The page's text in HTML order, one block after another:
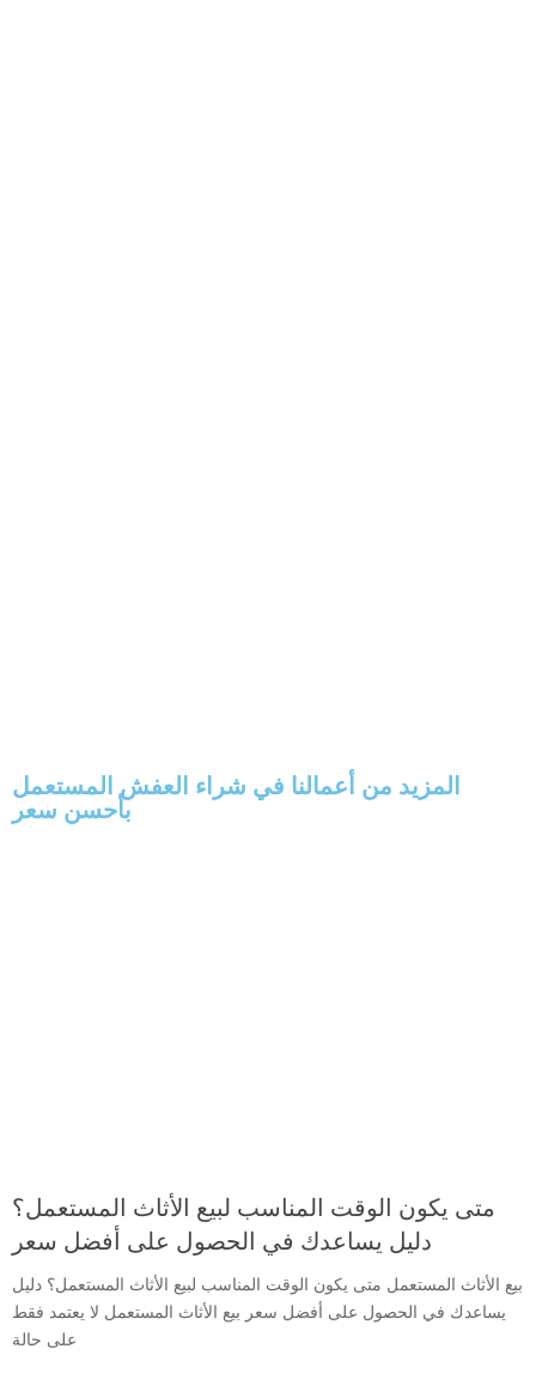
المزيد من أعمالنا في شراء العفش المستعمل
بأحسن سعر
متى يكون الوقت المناسب لبيع الأثاث المستعمل؟
دليل يساعدك في الحصول على أفضل سعر
بيع الأثاث المستعمل متى يكون الوقت المناسب لبيع الأثاث المستعمل؟ دليل
يساعدك في الحصول على أفضل سعر بيع الأثاث المستعمل لا يعتمد فقط
على حالة